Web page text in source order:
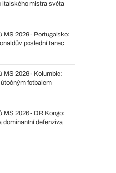
italského mistra světa
MS 2026 - Portugalsko:
poslední tanec
MS 2026 - Kolumbie:
fotbalem
MS 2026 - DR Kongo:
dominantní defenziva